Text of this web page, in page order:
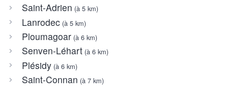
Saint-Adrien (à 5 km)
Lanrodec(à 5 km)
Ploumagoar(à 6 km)
Senven-Léhart(à 6 km)
Plésidy(à 6 km)
Saint-Connan (à 7 km)